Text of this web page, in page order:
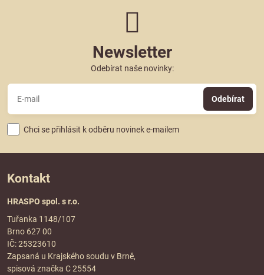
Newsletter
Odebírat naše novinky:
Odebírat
Chci se přihlásit k odběru novinek e-mailem
Kontakt
HRASPO spol. s r.o.
Tuřanka 1148/107
Brno 627 00
IČ: 25323610
Zapsaná u Krajského soudu v Brně,
spisová značka C 25554